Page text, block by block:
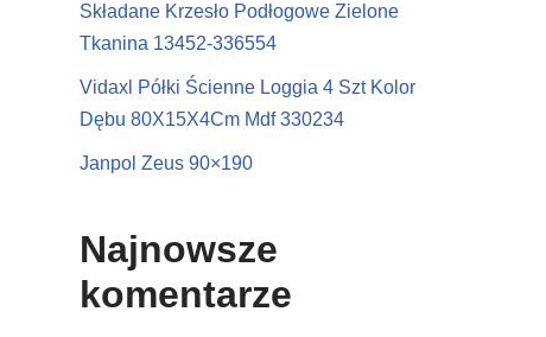
Składane Krzesło Podłogowe Zielone
Tkanina 13452-336554
Vidaxl Półki Ścienne Loggia 4 Szt Kolor
Dębu 80X15X4Cm Mdf 330234
Janpol Zeus 90×190
Najnowsze
komentarze